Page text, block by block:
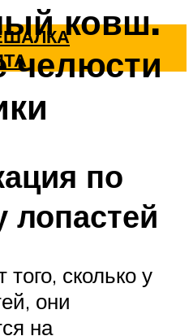
ковш.
челюсти
по
лопастей
сколько у
они
на